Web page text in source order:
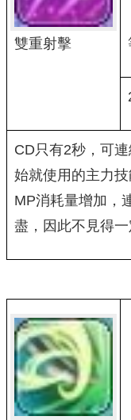
雙重射擊
CD只有2秒，可
始就使用的主力
MP消耗量增加，
盡，因此不見得一